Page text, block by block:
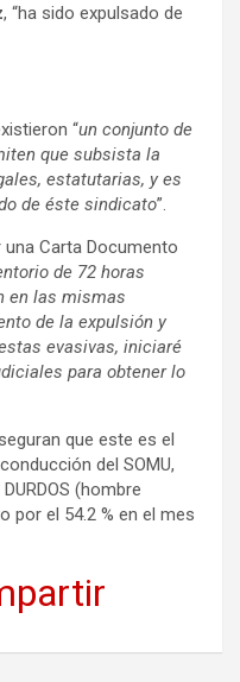
, “ha sido expulsado de
“un conjunto de
que subsista la
estatutarias, y es
de éste sindicato”.
Carta Documento
de 72 horas
en las mismas
de la expulsión y
evasivas, iniciaré
para obtener lo
que este es el
del SOMU,
(hombre
por el 54.2 % en el mes